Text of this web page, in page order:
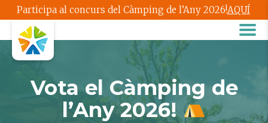
Participa al concurs del Càmping de l’Any 2026!AQUÍ
Vota el Càmping de
l’Any 2026!